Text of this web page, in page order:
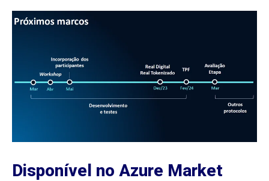
Disponível no Azure Market